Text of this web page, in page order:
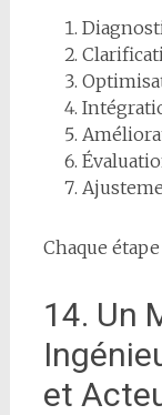
Chaque
14. Un
et